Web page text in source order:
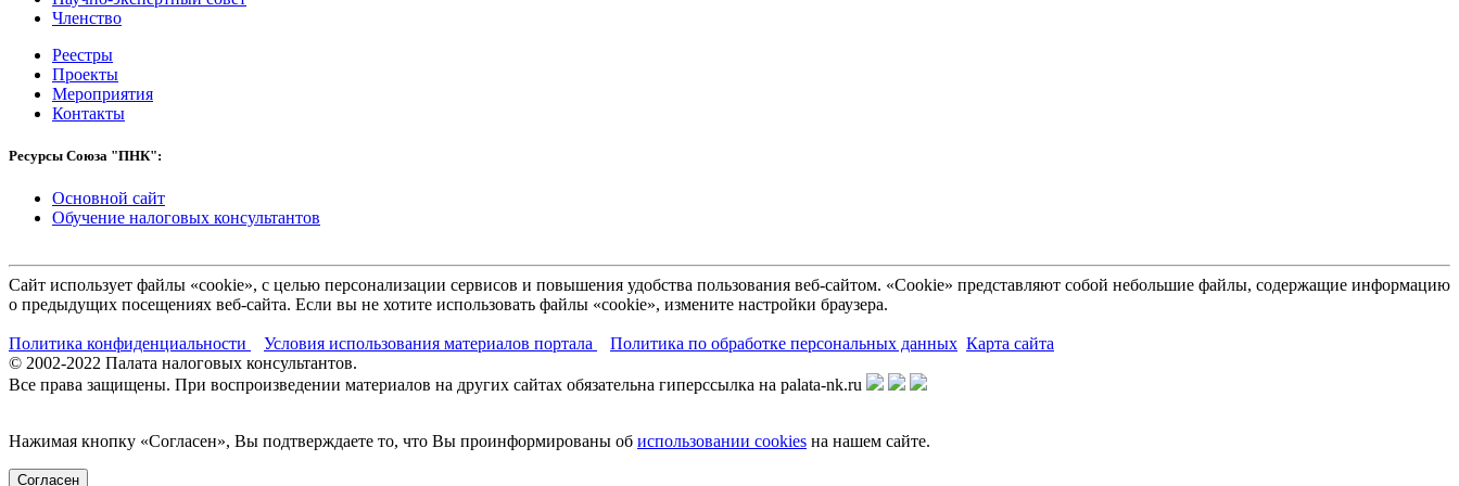
Членство
Реестры
Проекты
Мероприятия
Контакты
Ресурсы Союза "ПНК":
Основной сайт
Обучение налоговых консультантов
Сайт использует файлы «cookie», с целью персонализации сервисов и повышения удобства пользования веб-сайтом. «Cookie» представляют собой небольшие файлы, содержащие информацию
о предыдущих посещениях веб-сайта. Если вы не хотите использовать файлы «cookie», измените настройки браузера.
Политика конфиденциальности Условия использования материалов портала Политика по обработке персональных данных Карта сайта
© 2002-2022 Палата налоговых консультантов.
Все права защищены. При воспроизведении материалов на других сайтах обязательна гиперссылка на palata-nk.ru
Нажимая кнопку «Согласен», Вы подтверждаете то, что Вы проинформированы об использовании cookies на нашем сайте.
Согласен